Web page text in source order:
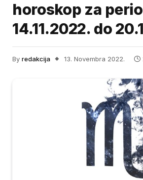
horoskop za
14.11.2022. do
By redakcija 13. Novembra 2022.